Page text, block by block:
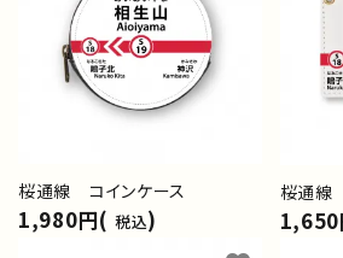
桜通線 コインケース
1,980円( 税込)
桜通線